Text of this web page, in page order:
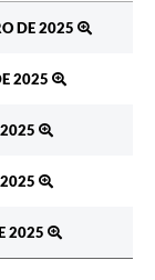
DE 2025
2025
2025